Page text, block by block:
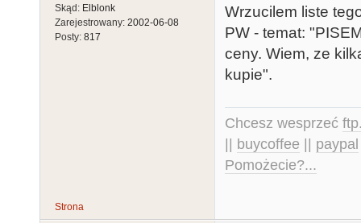
Skąd: Elblonk
Zarejestrowany: 2002-06-08
Posty: 817
Wrzucilem liste
PW - temat:
ceny. Wiem, ze
kupie".
Chcesz wesprzeć
|| buycoffee || paypal
Pomożecie?...
Strona